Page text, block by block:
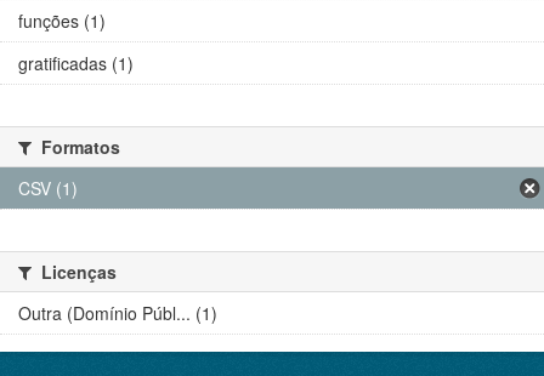
funções (1)
gratificadas (1)
Formatos
CSV (1)
Licenças
Outra (Domínio Públ... (1)